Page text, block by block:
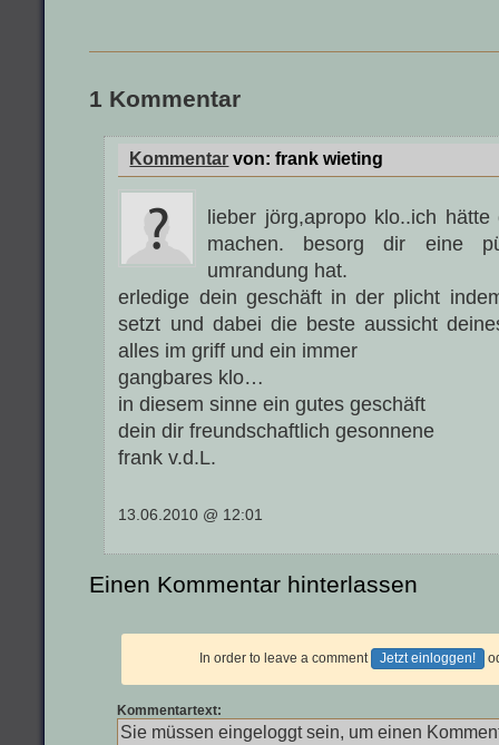
1 Kommentar
Kommentar von:frank wieting
lieber jörg,apropo klo..ich
machen. besorg dir eine
umrandung hat.
erledige dein geschäft in der plicht
setzt und dabei die beste aussicht
alles im griff und ein immer
gangbares klo…
in diesem sinne ein gutes geschäft
dein dir freundschaftlich gesonnene
frank v.d.L.
13.06.2010 @ 12:01
Einen Kommentar hinterlassen
In order to leave a comment Jetzt einloggen!
Kommentartext: